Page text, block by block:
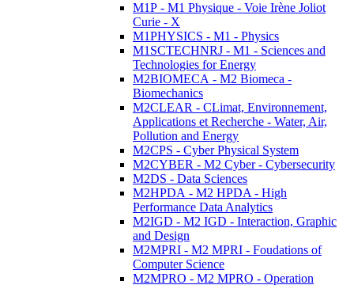
M1P - M1 Physique - Voie Irène Joliot
Curie - X
M1PHYSICS - M1 - Physics
M1SCTECHNRJ - M1 - Sciences and
Technologies for Energy
M2BIOMECA - M2 Biomeca -
Biomechanics
M2CLEAR - CLimat, Environnement,
Applications et Recherche - Water, Air,
Pollution and Energy
M2CPS - Cyber Physical System
M2CYBER - M2 Cyber - Cybersecurity
M2DS - Data Sciences
M2HPDA - M2 HPDA - High
Performance Data Analytics
M2IGD - M2 IGD - Interaction, Graphic
and Design
M2MPRI - M2 MPRI - Foudations of
Computer Science
M2MPRO - M2 MPRO - Operation